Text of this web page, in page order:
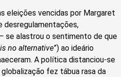
eleições vencidas por Margaret
desregulamentações,
se alastrou o sentimento de que
no alternative”) ao ideário
A política distanciou-se
fez tábua rasa da